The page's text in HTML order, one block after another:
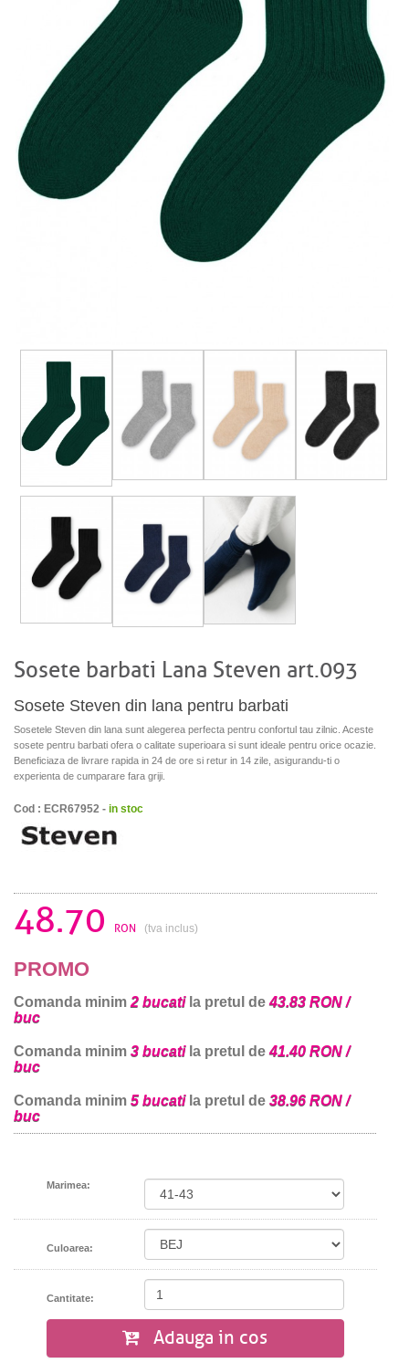
Sosete barbati Lana Steven art.093
Sosete Steven din lana pentru barbati
Sosetele Steven din lana sunt alegerea perfecta pentru confortul tau zilnic. Aceste
sosete pentru barbati ofera o calitate superioara si sunt ideale pentru orice ocazie.
Beneficiaza de livrare rapida in 24 de ore si retur in 14 zile, asigurandu-ti o
experienta de cumparare fara griji.
Cod : ECR67952 - in stoc
48.70 RON (tva inclus)
PROMO
Comanda minim 2 bucatila pretul de43.83 RON /
buc
Comanda minim 3 bucatila pretul de41.40 RON /
buc
Comanda minim 5 bucatila pretul de 38.96 RON /
buc
Marimea:
Culoarea:
Cantitate:
Adauga in cos